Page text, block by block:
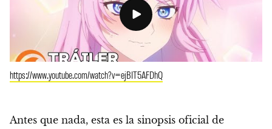
https://www.youtube.com/watch?v=ejBIT5AFDhQ
Antes que nada, esta es la sinopsis oficial de